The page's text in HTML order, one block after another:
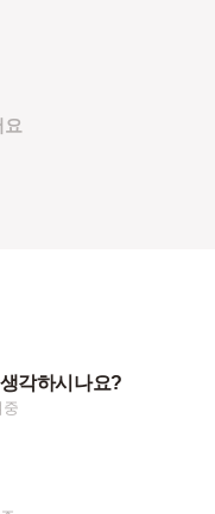
요
각하시나요?
중